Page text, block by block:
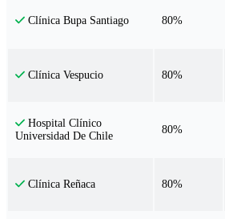
Clínica Bupa Santiago 80%
Clínica Vespucio 80%
Hospital Clínico
Universidad De Chile
80%
Clínica Reñaca 80%